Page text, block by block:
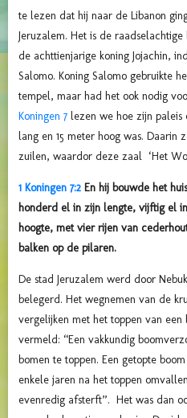
te lezen dat hij naar de Libanon
Jeruzalem. Het is de
de achttienjarige koning Jojachin,
Salomo. Koning Salomo gebruikte
tempel, maar had het ook nodig
Koningen 7 lezen we hoe zijn
lang en 15 meter hoog was. Daarin
zuilen, waardor deze zaal ‘Het
1 Koningen 7:2 En hij bouwde het
honderd el in zijn lengte, vijftig el
hoogte, met vier rijen van
balken op de pilaren.
De stad Jeruzalem werd door
belegerd. Het wegnemen van de
vergelijken met het toppen van
vermeld: “Een vakkundig
bomen te toppen. Een getopte
enkele jaren na het toppen
evenredig afsterft”. Het was dan